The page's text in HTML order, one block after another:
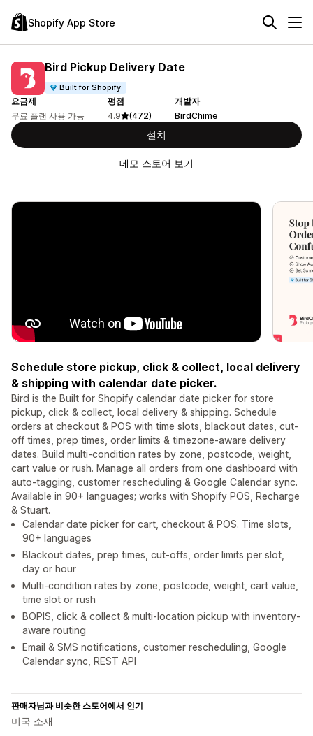
Shopify App Store
Bird Pickup Delivery Date
Built for Shopify
요금제
무료 플랜 사용 가능
평점
4.9
(472)
개발자
BirdChime
설치
데모 스토어 보기
Schedule store pickup, click & collect, local delivery
& shipping with calendar date picker.
Bird is the Built for Shopify calendar date picker for store
pickup, click & collect, local delivery & shipping. Schedule
orders at checkout & POS with time slots, blackout dates, cut-
off times, prep times, order limits & timezone-aware delivery
dates. Build multi-condition rates by zone, postcode, weight,
cart value or rush. Manage all orders from one dashboard with
auto-tagging, customer rescheduling & Google Calendar sync.
Available in 90+ languages; works with Shopify POS, Recharge
& Stuart.
Calendar date picker for cart, checkout & POS. Time slots,
90+ languages
Blackout dates, prep times, cut-offs, order limits per slot,
day or hour
Multi-condition rates by zone, postcode, weight, cart value,
time slot or rush
BOPIS, click & collect & multi-location pickup with inventory-
aware routing
Email & SMS notifications, customer rescheduling, Google
Calendar sync, REST API
판매자님과 비슷한 스토어에서 인기
미국 소재